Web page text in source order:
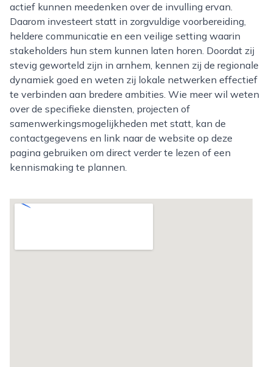
actief kunnen meedenken over de invulling ervan.
Daarom investeert statt in zorgvuldige voorbereiding,
heldere communicatie en een veilige setting waarin
stakeholders hun stem kunnen laten horen. Doordat zij
stevig geworteld zijn in arnhem, kennen zij de regionale
dynamiek goed en weten zij lokale netwerken effectief
te verbinden aan bredere ambities. Wie meer wil weten
over de specifieke diensten, projecten of
samenwerkingsmogelijkheden met statt, kan de
contactgegevens en link naar de website op deze
pagina gebruiken om direct verder te lezen of een
kennismaking te plannen.